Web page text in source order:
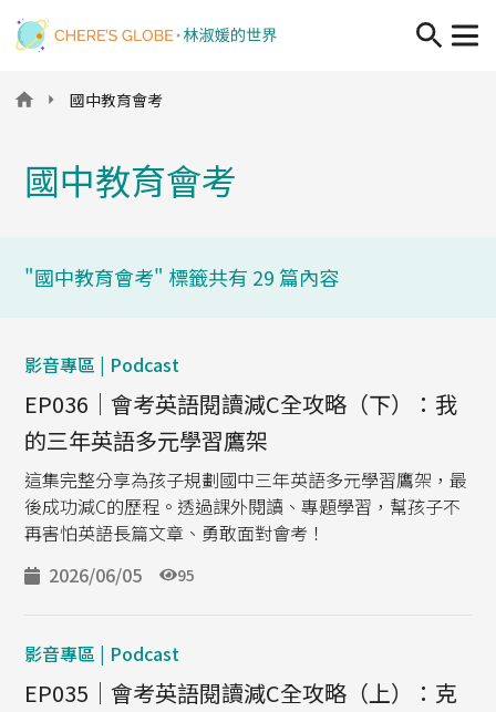
國中教育會考
國中教育會考
"國中教育會考" 標籤共有 29 篇內容
影音專區 | Podcast
EP036｜會考英語閱讀減C全攻略（下）：我
的三年英語多元學習鷹架
這集完整分享為孩子規劃國中三年英語多元學習鷹架，最
後成功減C的歷程。透過課外閱讀、專題學習，幫孩子不
再害怕英語長篇文章、勇敢面對會考！
2026/06/05
95
影音專區 | Podcast
EP035｜會考英語閱讀減C全攻略（上）：克